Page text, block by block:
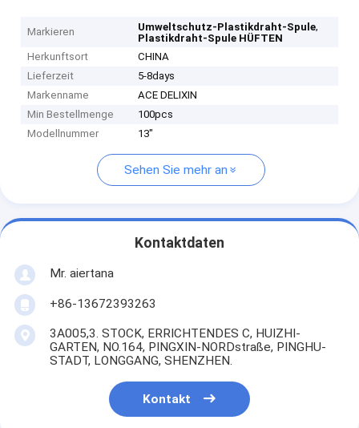
Markieren Umweltschutz-Plastikdraht-Spule,
Plastikdraht-Spule HÜFTEN
Herkunftsort
CHINA
Lieferzeit
5-8days
Markenname
ACE DELIXIN
Min Bestellmenge
100pcs
Modellnummer
13"
Sehen Sie mehr an
Kontaktdaten
Mr. aiertana
+86-13672393263
3A005,3. STOCK, ERRICHTENDES C, HUIZHI-
GARTEN, NO.164, PINGXIN-NORDstraße, PINGHU-
STADT, LONGGANG, SHENZHEN.
Kontakt